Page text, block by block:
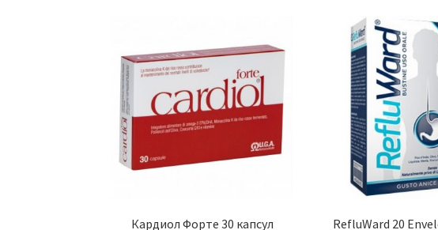
Кардиол Форте 30 капсул
RefluWard 20